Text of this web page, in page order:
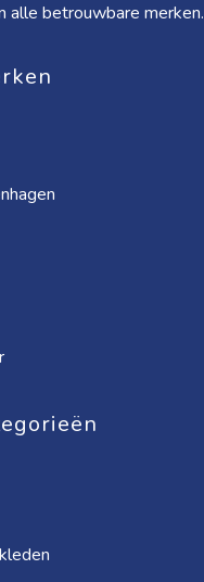
alle betrouwbare merken.